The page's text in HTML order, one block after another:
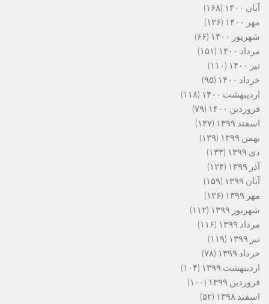
آبان ۱۴۰۰
(۱۶۸)
مهر ۱۴۰۰
(۱۲۶)
شهریور ۱۴۰۰
(۶۶)
مرداد ۱۴۰۰
(۱۵۱)
تیر ۱۴۰۰
(۱۱۰)
خرداد ۱۴۰۰
(۹۵)
اردیبهشت ۱۴۰۰
(۱۱۸)
فروردین ۱۴۰۰
(۷۹)
اسفند ۱۳۹۹
(۱۳۷)
بهمن ۱۳۹۹
(۱۳۹)
دی ۱۳۹۹
(۱۳۳)
آذر ۱۳۹۹
(۱۲۴)
آبان ۱۳۹۹
(۱۵۹)
مهر ۱۳۹۹
(۱۲۶)
شهریور ۱۳۹۹
(۱۱۲)
مرداد ۱۳۹۹
(۱۱۶)
تیر ۱۳۹۹
(۱۱۹)
خرداد ۱۳۹۹
(۷۸)
اردیبهشت ۱۳۹۹
(۱۰۴)
فروردین ۱۳۹۹
(۱۰۰)
اسفند ۱۳۹۸
(۵۲)